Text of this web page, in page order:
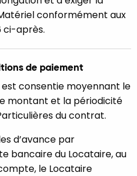
conformément aux
ci-après.
de paiement
consentie moyennant le
montant et la périodicité
du contrat.
d’avance par
bancaire du Locataire, au
le Locataire